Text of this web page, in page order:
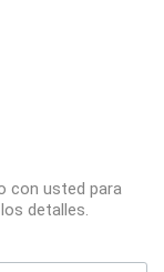
con usted para
detalles.